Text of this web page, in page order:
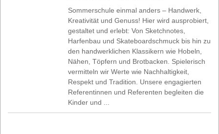
Sommerschule einmal anders – Handwerk,
Kreativität und Genuss! Hier wird ausprobiert,
gestaltet und erlebt: Von Sketchnotes,
Harfenbau und Skateboardschmuck bis hin zu
den handwerklichen Klassikern wie Hobeln,
Nähen, Töpfern und Brotbacken. Spielerisch
vermitteln wir Werte wie Nachhaltigkeit,
Respekt und Tradition. Unsere engagierten
Referentinnen und Referenten begleiten die
Kinder und ...